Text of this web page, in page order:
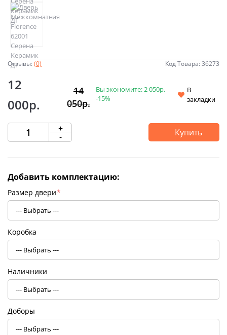
Отзывы:(0) Код Товара: 36273
12
000р.
14
050р.
Вы экономите: 2 050р.
-15%
В
закладки
+
- Купить
Добавить комплектацию:
Размер двери*
Коробка
Наличники
Доборы